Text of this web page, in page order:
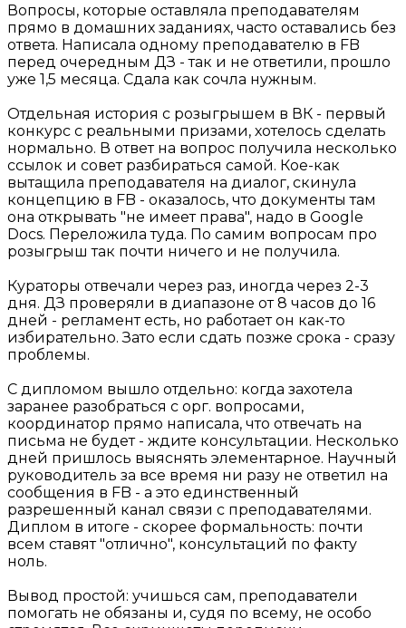
Вопросы, которые оставляла преподавателям
прямо в домашних заданиях, часто оставались без
ответа. Написала одному преподавателю в FB
перед очередным ДЗ - так и не ответили, прошло
уже 1,5 месяца. Сдала как сочла нужным.
Отдельная история с розыгрышем в ВК - первый
конкурс с реальными призами, хотелось сделать
нормально. В ответ на вопрос получила несколько
ссылок и совет разбираться самой. Кое-как
вытащила преподавателя на диалог, скинула
концепцию в FB - оказалось, что документы там
она открывать "не имеет права", надо в Google
Docs. Переложила туда. По самим вопросам про
розыгрыш так почти ничего и не получила.
Кураторы отвечали через раз, иногда через 2-3
дня. ДЗ проверяли в диапазоне от 8 часов до 16
дней - регламент есть, но работает он как-то
избирательно. Зато если сдать позже срока - сразу
проблемы.
С дипломом вышло отдельно: когда захотела
заранее разобраться с орг. вопросами,
координатор прямо написала, что отвечать на
письма не будет - ждите консультации. Несколько
дней пришлось выяснять элементарное. Научный
руководитель за все время ни разу не ответил на
сообщения в FB - а это единственный
разрешенный канал связи с преподавателями.
Диплом в итоге - скорее формальность: почти
всем ставят "отлично", консультаций по факту
ноль.
Вывод простой: учишься сам, преподаватели
помогать не обязаны и, судя по всему, не особо